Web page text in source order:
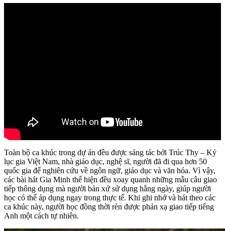
Toàn bộ ca khúc trong dự án đều được sáng tác bởi Trúc Thy – Kỷ
lục gia Việt Nam, nhà giáo dục, nghệ sĩ, người đã đi qua hơn 50
quốc gia để nghiên cứu về ngôn ngữ, giáo dục và văn hóa. Vì vậy,
các bài hát Gia Minh thể hiện đều xoay quanh những mẫu câu giao
tiếp thông dụng mà người bản xứ sử dụng hằng ngày, giúp người
học có thể áp dụng ngay trong thực tế. Khi ghi nhớ và hát theo các
ca khúc này, người học đồng thời rèn được phản xạ giao tiếp tiếng
Anh một cách tự nhiên.